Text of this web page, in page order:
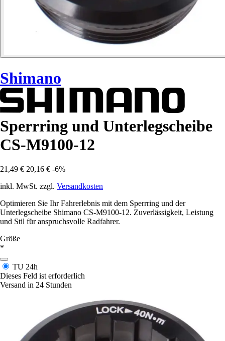
Shimano
Sperrring und Unterlegscheibe
CS-M9100-12
21,49 € 20,16 € -6%
inkl. MwSt. zzgl. Versandkosten
Optimieren Sie Ihr Fahrerlebnis mit dem Sperrring und der
Unterlegscheibe Shimano CS-M9100-12. Zuverlässigkeit, Leistung
und Stil für anspruchsvolle Radfahrer.
Größe
*
TU 24h
Dieses Feld ist erforderlich
Versand in 24 Stunden